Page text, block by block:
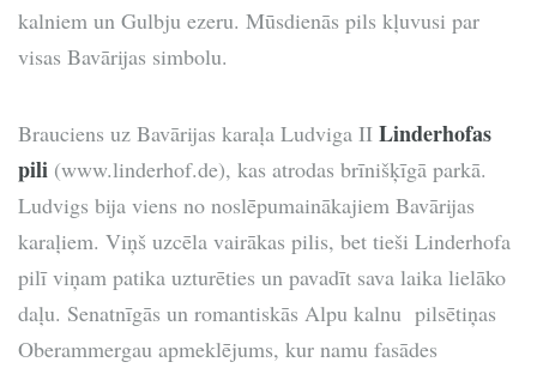
kalniem un Gulbju ezeru. Mūsdienās pils kļuvusi par
visas Bavārijas simbolu.
Brauciens uz Bavārijas karaļa Ludviga II Linderhofas
pili (www.linderhof.de), kas atrodas brīnišķīgā parkā.
Ludvigs bija viens no noslēpumainākajiem Bavārijas
karaļiem. Viņš uzcēla vairākas pilis, bet tieši Linderhofa
pilī viņam patika uzturēties un pavadīt sava laika lielāko
daļu. Senatnīgās un romantiskās Alpu kalnu pilsētiņas
Oberammergau apmeklējums, kur namu fasādes